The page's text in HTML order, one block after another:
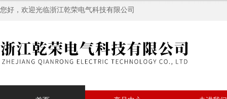
您好，欢迎光临浙江乾荣电气科技有限公司